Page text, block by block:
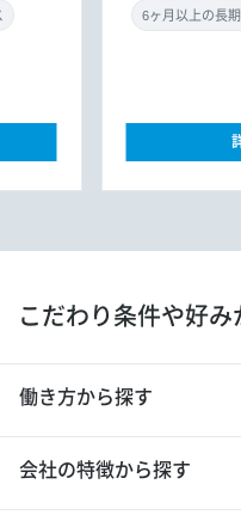
ンサ
リ）
ITコ
リ）
ITコ
こだわり条件や好み
働き方から探す
会社の特徴から探す